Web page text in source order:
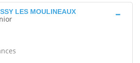
LES MOULINEAUX